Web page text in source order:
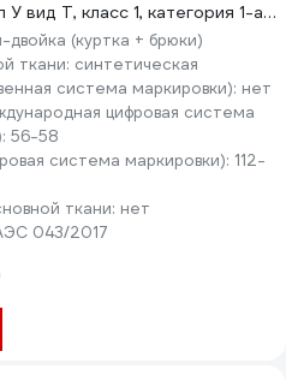
У вид Т, класс 1, категория 1-а,
200, черный, 739-Дор
(куртка + брюки)
ткани: синтетическая
система маркировки): нет
цифровая система
56-58
система маркировки): 112-
ткани: нет
043/2017